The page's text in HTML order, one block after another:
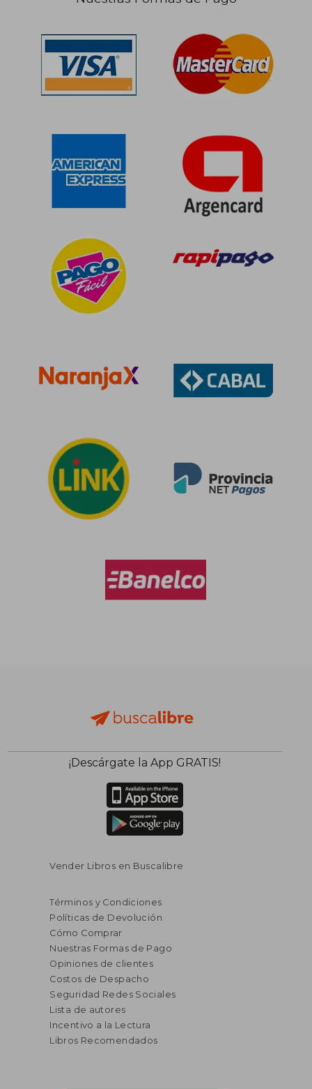
$ 41.662 dcto.
$ 55.533
¡Descárgate la App GRATIS!
Vender Libros en Buscalibre
Términos y Condiciones
Políticas de Devolución
Cómo Comprar
Nuestras Formas de Pago
Opiniones de clientes
Costos de Despacho
Seguridad Redes Sociales
Lista de autores
Incentivo a la Lectura
Libros Recomendados